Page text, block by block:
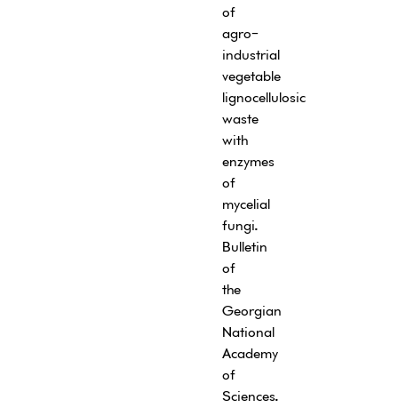
of
agro-
industrial
vegetable
lignocellulosic
waste
with
enzymes
of
mycelial
fungi.
Bulletin
of
the
Georgian
National
Academy
of
Sciences.